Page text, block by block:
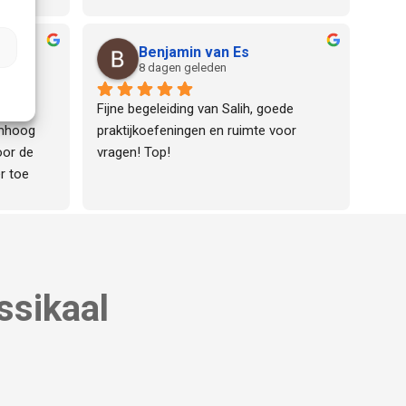
de
toe
Benjamin van Es
8 dagen geleden
Fijne begeleiding van Salih, goede
praktijkoefeningen en ruimte voor
vragen! Top!